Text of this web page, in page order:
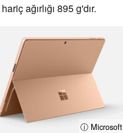
ağırlığı 895 g'dır.
ⓘ Microsoft